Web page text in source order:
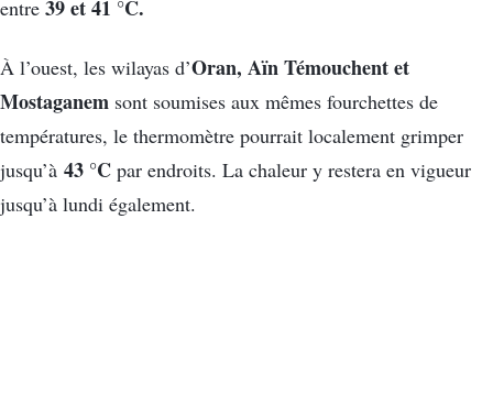
entre 39 et 41 °C.
À l’ouest, les wilayas d’Oran, Aïn Témouchent et
Mostaganem sont soumises aux mêmes fourchettes de
températures, le thermomètre pourrait localement grimper
jusqu’à 43 °C par endroits. La chaleur y restera en vigueur
jusqu’à lundi également.